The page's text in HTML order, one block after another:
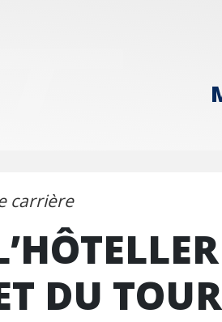
carrière
DU